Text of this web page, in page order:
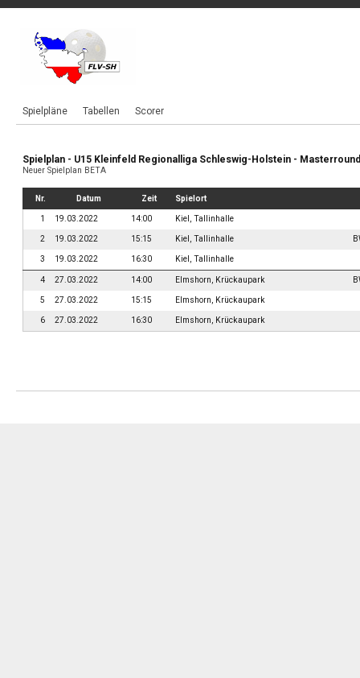
Spielpläne Tabellen Scorer
Spielplan - U15 Kleinfeld Regionalliga Schleswig-Holstein -
Neuer Spielplan BETA
Nr. Datum Zeit
Spielort
1
19.03.2022 14:00
Kiel, Tallinhalle
2
19.03.2022 15:15 Kiel, Tallinhalle
3
19.03.2022 16:30
Kiel, Tallinhalle
4
27.03.2022 14:00 Elmshorn, Krückaupark
5
27.03.2022 15:15
Elmshorn, Krückaupark
6
27.03.2022 16:30 Elmshorn, Krückaupark